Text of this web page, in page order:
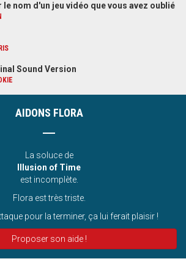
nom d'un jeu vidéo que vous avez oublié
Sound Version
AIDONS FLORA
La soluce de
Illusion of Time
est incomplète.
Flora est très triste.
pour la terminer, ça lui ferait plaisir !
Proposer son aide !